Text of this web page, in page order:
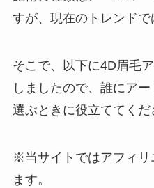
すが、現在のトレンドで
そこで、以下に4D眉毛
しましたので、誰にア
選ぶときに役立ててくだ
※当サイトではアフィリ
ます。